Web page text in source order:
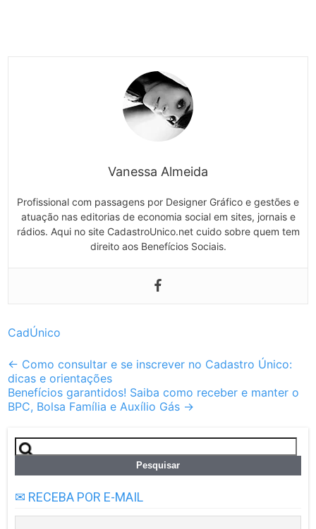
Vanessa Almeida
Profissional com passagens por Designer Gráfico e gestões e
atuação nas editorias de economia social em sites, jornais e
rádios. Aqui no site CadastroUnico.net cuido sobre quem tem
direito aos Benefícios Sociais.
CadÚnico
Post
navigation
← Como consultar e se inscrever no Cadastro Único:
dicas e orientações
Benefícios garantidos! Saiba como receber e manter o
BPC, Bolsa Família e Auxílio Gás →
Pesquisar
por:
✉ RECEBA POR E-MAIL